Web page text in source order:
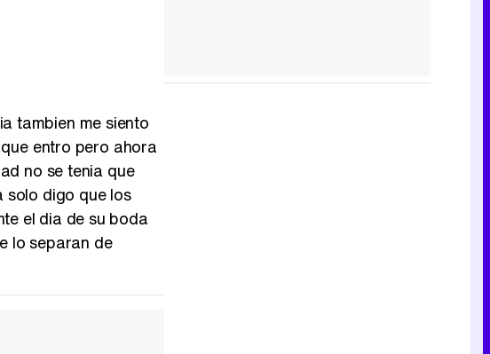
tambien me siento
entro pero ahora
no se tenia que
solo digo que los
el dia de su boda
lo separan de